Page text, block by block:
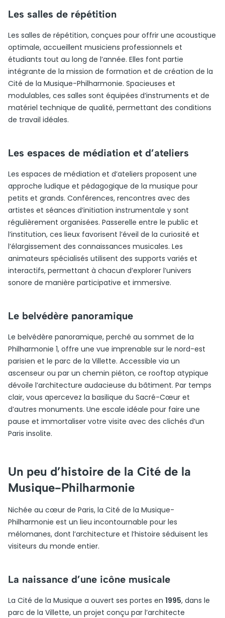
Les salles de répétition
Les salles de répétition, conçues pour offrir une acoustique
optimale, accueillent musiciens professionnels et
étudiants tout au long de l’année. Elles font partie
intégrante de la mission de formation et de création de la
Cité de la Musique-Philharmonie. Spacieuses et
modulables, ces salles sont équipées d’instruments et de
matériel technique de qualité, permettant des conditions
de travail idéales.
Les espaces de médiation et d’ateliers
Les espaces de médiation et d’ateliers proposent une
approche ludique et pédagogique de la musique pour
petits et grands. Conférences, rencontres avec des
artistes et séances d’initiation instrumentale y sont
régulièrement organisées. Passerelle entre le public et
l’institution, ces lieux favorisent l’éveil de la curiosité et
l’élargissement des connaissances musicales. Les
animateurs spécialisés utilisent des supports variés et
interactifs, permettant à chacun d’explorer l’univers
sonore de manière participative et immersive.
Le belvédère panoramique
Le belvédère panoramique, perché au sommet de la
Philharmonie 1, offre une vue imprenable sur le nord-est
parisien et le parc de la Villette. Accessible via un
ascenseur ou par un chemin piéton, ce rooftop atypique
dévoile l’architecture audacieuse du bâtiment. Par temps
clair, vous apercevez la basilique du Sacré-Cœur et
d’autres monuments. Une escale idéale pour faire une
pause et immortaliser votre visite avec des clichés d’un
Paris insolite.
Un peu d’histoire de la Cité de la
Musique-Philharmonie
Nichée au cœur de Paris, la Cité de la Musique-
Philharmonie est un lieu incontournable pour les
mélomanes, dont l’architecture et l’histoire séduisent les
visiteurs du monde entier.
La naissance d’une icône musicale
La Cité de la Musique a ouvert ses portes en 1995, dans le
parc de la Villette, un projet conçu par l’architecte